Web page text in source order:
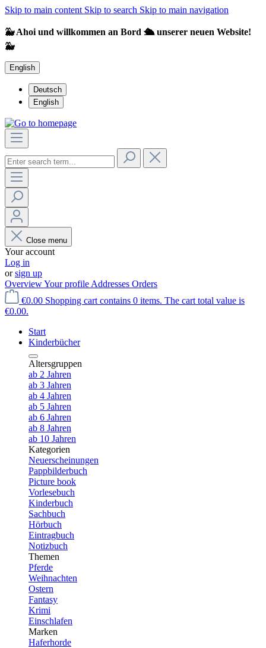
Skip to main content Skip to search Skip to main navigation
🐳 Ahoi und willkommen an Bord 🛳️ unserer neuen Website!
🐳
English
Deutsch
English
Close menu
Your account
Log in
orsign up
OverviewYour profile Addresses Orders
€0.00 Shopping cart contains 0 items. The cart total value is
€0.00.
Start
Kinderbücher
Altersgruppen
ab 2 Jahren
ab 3 Jahren
ab 4 Jahren
ab 5 Jahren
ab 6 Jahren
ab 8 Jahren
ab 10 Jahren
Kategorien
Neuerscheinungen
Pappbilderbuch
Picture book
Vorlesebuch
Kinderbuch
Sachbuch
Hörbuch
Eintragbuch
Notizbuch
Themen
Pferde
Weihnachten
Ostern
Fantasy
Krimi
Einschlafen
Marken
Haferhorde